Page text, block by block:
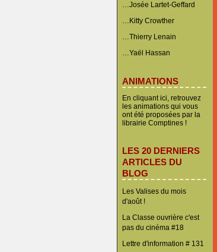
…Josée Lartet-Geffard
…Kitty Crowther
…Thierry Lenain
…Yaël Hassan
ANIMATIONS
En cliquant ici, retrouvez
les animations qui vous
ont été proposées par la
librairie Comptines !
LES 20 DERNIERS
ARTICLES DU
BLOG
Les Valises du mois
d'août !
La Classe ouvrière c'est
pas du cinéma #18
Lettre d'information # 131